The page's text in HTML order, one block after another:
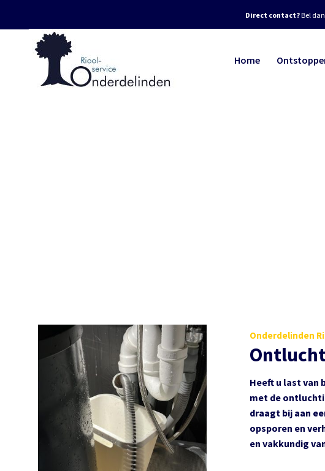
Direct contact?Bel
Home
Onderdelinden
Heeft u last van
met de
draagt bij aan
opsporen en
en vakkundig